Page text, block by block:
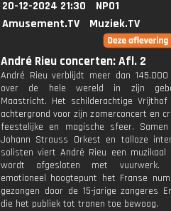
20-12-2024 21:30
NPO1
Amusement.TV
Muziek.TV
André Rieu concerten: Afl. 2
André Rieu verblijdt meer dan
over de hele wereld in zijn
Maastricht. Het schilderachtige
achtergrond voor zijn zomerconcert en
feestelijke en magische sfeer.
Johann Strauss Orkest en talloze
solisten viert André Rieu een
wordt afgesloten met vuurwerk.
emotioneel hoogtepunt het Franse
gezongen door de 15-jarige zangeres
die het publiek tot tranen toe bewoog.